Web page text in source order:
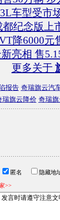
车型受市
纪念版上
降6000元
亮相 售
更多关于
报告 奇瑞旗云汽
瑞旗云降价 奇瑞
匿名 隐藏
>>